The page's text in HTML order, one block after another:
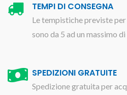
TEMPI DI CONSEGNA
Le tempistiche previste
sono da 5 ad un massimo
SPEDIZIONI GRATUITE
Spedizione gratuita per